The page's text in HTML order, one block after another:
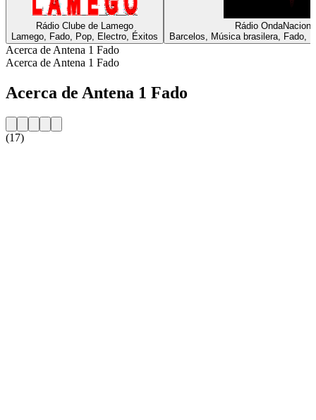
Rádio Clube de Lamego
Lamego, Fado, Pop, Electro, Éxitos
Rádio
Barcelos, Música brasilera, Fado,
Acerca de Antena 1 Fado
Acerca de Antena 1 Fado
Acerca de Antena 1 Fado
(17)